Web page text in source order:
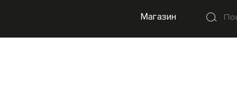
Магазин